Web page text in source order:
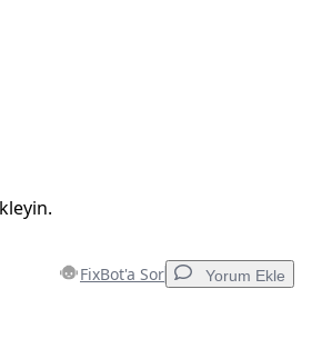
FixBot'a Sor Yorum Ekle